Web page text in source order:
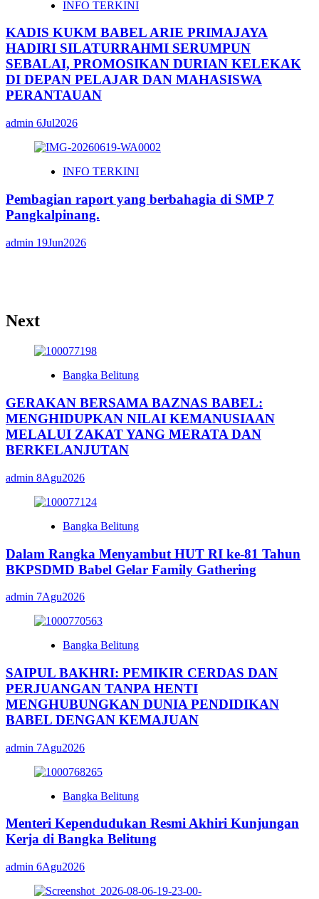
INFO TERKINI
KADIS KUKM BABEL ARIE PRIMAJAYA
HADIRI SILATURRAHMI SERUMPUN
SEBALAI, PROMOSIKAN DURIAN KELEKAK
DI DEPAN PELAJAR DAN MAHASISWA
PERANTAUAN
admin 6Jul2026
INFO TERKINI
Pembagian raport yang berbahagia di SMP 7
Pangkalpinang.
admin 19Jun2026
Next
Bangka Belitung
GERAKAN BERSAMA BAZNAS BABEL:
MENGHIDUPKAN NILAI KEMANUSIAAN
MELALUI ZAKAT YANG MERATA DAN
BERKELANJUTAN
admin 8Agu2026
Bangka Belitung
Dalam Rangka Menyambut HUT RI ke-81 Tahun
BKPSDMD Babel Gelar Family Gathering
admin 7Agu2026
Bangka Belitung
SAIPUL BAKHRI: PEMIKIR CERDAS DAN
PERJUANGAN TANPA HENTI
MENGHUBUNGKAN DUNIA PENDIDIKAN
BABEL DENGAN KEMAJUAN
admin 7Agu2026
Bangka Belitung
Menteri Kependudukan Resmi Akhiri Kunjungan
Kerja di Bangka Belitung
admin 6Agu2026